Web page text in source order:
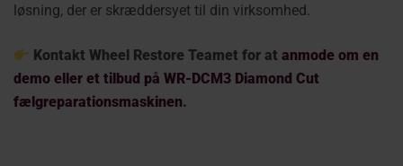
løsning, der er skræddersyet til din virksomhed.
Kontakt Wheel Restore Teamet for atanmode om en
demo eller et tilbud på WR-DCM3 Diamond Cut
fælgreparationsmaskinen.